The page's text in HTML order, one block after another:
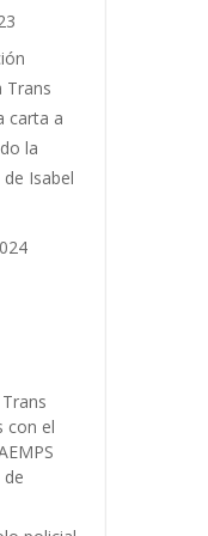
Trans
carta a
la
Isabel
con el